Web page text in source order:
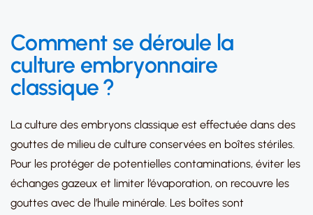
Comment se déroule la
culture embryonnaire
classique ?
La culture des embryons classique est effectuée dans des
gouttes de milieu de culture conservées en boîtes stériles.
Pour les protéger de potentielles contaminations, éviter les
échanges gazeux et limiter l’évaporation, on recouvre les
gouttes avec de l’huile minérale. Les boîtes sont